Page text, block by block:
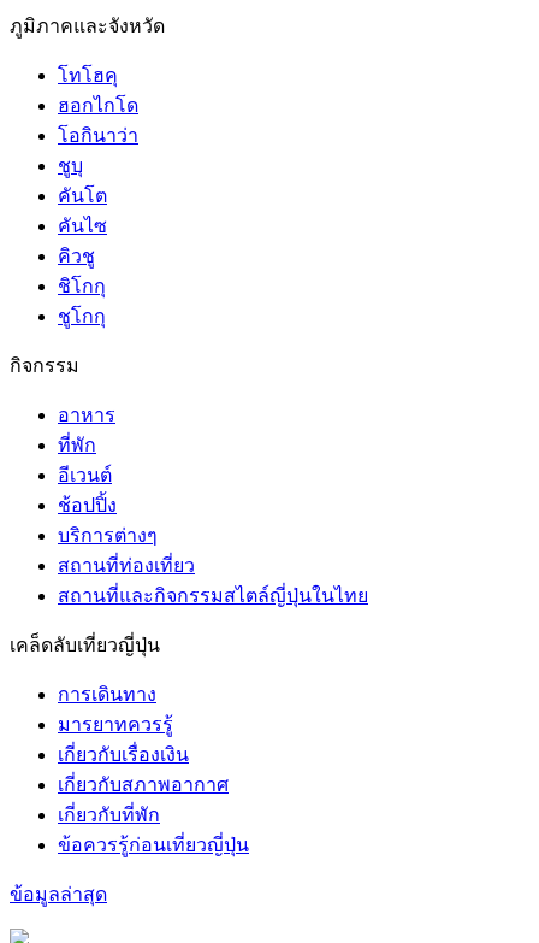
ภูมิภาคและจังหวัด
โทโฮคุ
ฮอกไกโด
โอกินาว่า
ชูบุ
คันโต
คันไซ
คิวชู
ชิโกกุ
ชูโกกุ
กิจกรรม
อาหาร
ที่พัก
อีเวนต์
ช้อปปิ้ง
บริการต่างๆ
สถานที่ท่องเที่ยว
สถานที่และกิจกรรมสไตล์ญี่ปุ่นในไทย
เคล็ดลับเที่ยวญี่ปุ่น
การเดินทาง
มารยาทควรรู้
เกี่ยวกับเรื่องเงิน
เกี่ยวกับสภาพอากาศ
เกี่ยวกับที่พัก
ข้อควรรู้ก่อนเที่ยวญี่ปุ่น
ข้อมูลล่าสุด